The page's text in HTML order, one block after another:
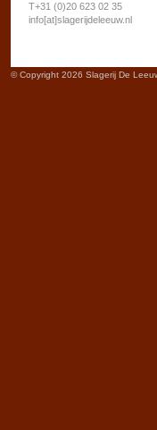
T+31 (0)20 623 02 35
info[at]slagerijdeleeuw.nl
© Copyright 2026 Slagerij De